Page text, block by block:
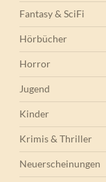
Fantasy & SciFi
Hörbücher
Horror
Jugend
Kinder
Krimis & Thriller
Neuerscheinungen